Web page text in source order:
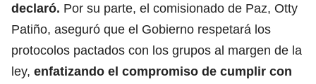
declaró. Por su parte, el comisionado de Paz, Otty
Patiño, aseguró que el Gobierno respetará los
protocolos pactados con los grupos al margen de la
ley, enfatizando el compromiso de cumplir con